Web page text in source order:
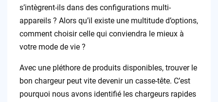
s’intègrent-ils dans des configurations multi-
appareils ? Alors qu’il existe une multitude d’options,
comment choisir celle qui conviendra le mieux à
votre mode de vie ?
Avec une pléthore de produits disponibles, trouver le
bon chargeur peut vite devenir un casse-tête. C’est
pourquoi nous avons identifié les chargeurs rapides